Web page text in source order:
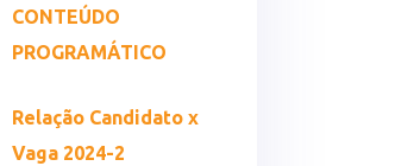
CONTEÚDO
PROGRAMÁTICO
Relação Candidato x
Vaga 2024-2